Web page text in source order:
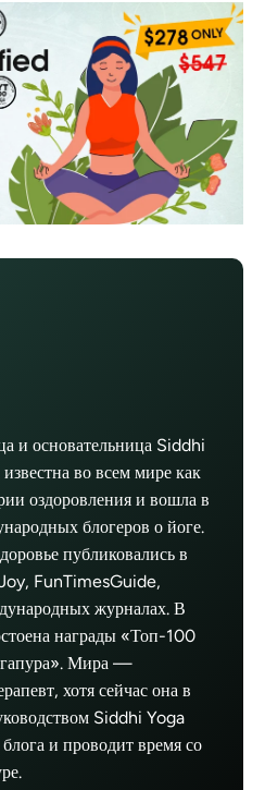
и основательница Siddhi
во всем мире как
оздоровления и вошла в
блогеров о йоге.
публиковались в
FunTimesGuide,
журналах. В
награды «Топ-100
Мира —
хотя сейчас она в
Siddhi Yoga
и проводит время со